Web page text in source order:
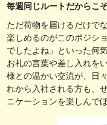
毎週同じルートだからこ
ただ荷物を届けるだけで
楽しめるのがこのポジシ
でしたよね」といった何
お礼の言葉や差し入れを
様との温かい交流が、日
れから入社される方も、
ニケーションを楽しんで